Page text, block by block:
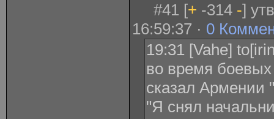
#41 [+ -314 -]
16:59:37 · 0
19:31 [Vahe]
во время
сказал Армении
"Я снял